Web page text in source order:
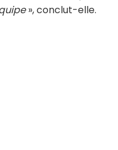
», conclut-elle.